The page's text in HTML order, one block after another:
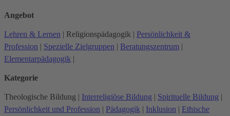
Angebot
Lehren & Lernen | Religionspädagogik | Persönlichkeit &
Profession | Spezielle Zielgruppen | Beratungszentrum |
Elementarpädagogik |
Kategorie
Theologische Bildung | Interreligiöse Bildung | Spirituelle Bildung |
Persönlichkeit und Profession | Pädagogik | Inklusion | Ethische